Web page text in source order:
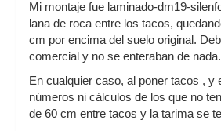
Mi montaje fue laminado-dm19-
lana de roca entre los tacos,
cm por encima del suelo original.
comercial y no se enteraban de
En cualquier caso, al poner tacos , y
números ni cálculos de los que no
de 60 cm entre tacos y la tarima se